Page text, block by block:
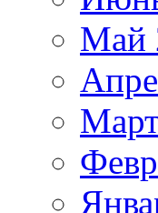
Май